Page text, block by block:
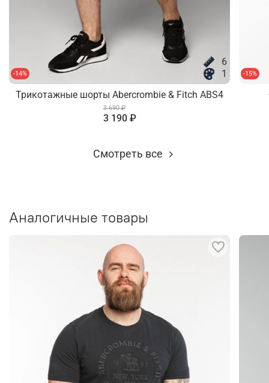
-14%
6
1
Трикотажные шорты Abercrombie & Fitch ABS4
3 690 ₽
3 190 ₽
-15%
Смотреть все
Аналогичные товары